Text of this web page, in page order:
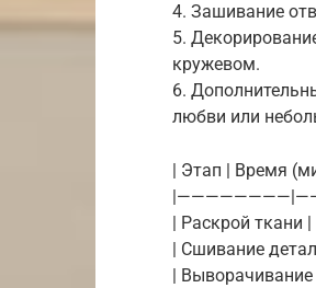
4. Зашивание
5.
кружевом.
6.
любви или
| Этап | Время
| Раскрой ткани
| Сшивание
|